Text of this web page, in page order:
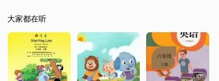
大家都在听